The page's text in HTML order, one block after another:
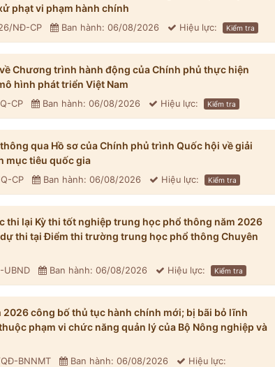
phạt vi phạm hành chính
NĐ-CP Ban hành: 06/08/2026 Hiệu lực: Kiểm tra
Chương trình hành động của Chính phủ thực hiện
hình phát triển Việt Nam
CP Ban hành: 06/08/2026 Hiệu lực: Kiểm tra
qua Hồ sơ của Chính phủ trình Quốc hội về giải
mục tiêu quốc gia
CP Ban hành: 06/08/2026 Hiệu lực: Kiểm tra
thi lại Kỳ thi tốt nghiệp trung học phổ thông năm 2026
thi tại Điểm thi trường trung học phổ thông Chuyên
UBND Ban hành: 06/08/2026 Hiệu lực: Kiểm tra
công bố thủ tục hành chính mới; bị bãi bỏ lĩnh
phạm vi chức năng quản lý của Bộ Nông nghiệp và
BNNMT Ban hành: 06/08/2026 Hiệu lực: